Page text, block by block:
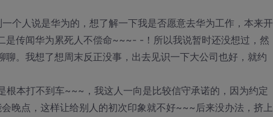
个人说是华为的，想了解一下我是否愿意去华为工作，本来开
是传闻华为累死人不偿命~~~- -！所以我说暂时还没想过，然
。我想了想周末反正没事，出去见识一下大公司也好，就约
本打不到车~~~，我这人一向是比较信守承诺的，因为约定
晚点，这样让给别人的初次印象就不好~~~后来没办法，挤上